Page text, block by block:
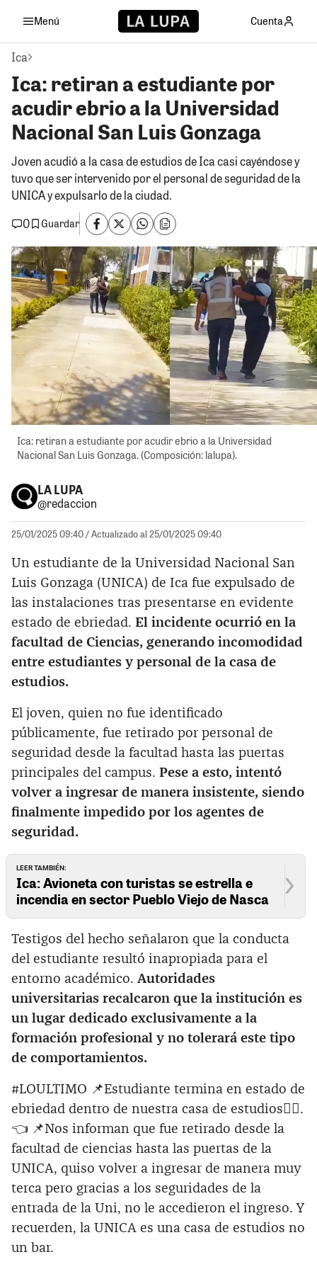
Menú Cuenta
Ica
Ica: retiran a estudiante por
acudir ebrio a la Universidad
Nacional San Luis Gonzaga
Joven acudió a la casa de estudios de Ica casi cayéndose y
tuvo que ser intervenido por el personal de seguridad de la
UNICA y expulsarlo de la ciudad.
0
Guardar
Ica: retiran a estudiante por acudir ebrio a la Universidad
Nacional San Luis Gonzaga. (Composición: lalupa).
LA LUPA
@redaccion
25/01/2025 09:40/ Actualizado al 25/01/2025 09:40
Un estudiante de la Universidad Nacional San
Luis Gonzaga (UNICA) de Ica fue expulsado de
las instalaciones tras presentarse en evidente
estado de ebriedad. El incidente ocurrió en la
facultad de Ciencias, generando incomodidad
entre estudiantes y personal de la casa de
estudios.
El joven, quien no fue identificado
públicamente, fue retirado por personal de
seguridad desde la facultad hasta las puertas
principales del campus. Pese a esto, intentó
volver a ingresar de manera insistente, siendo
finalmente impedido por los agentes de
seguridad.
LEER TAMBIÉN:
Ica: Avioneta con turistas se estrella e
incendia en sector Pueblo Viejo de Nasca
Testigos del hecho señalaron que la conducta
del estudiante resultó inapropiada para el
entorno académico. Autoridades
universitarias recalcaron que la institución es
un lugar dedicado exclusivamente a la
formación profesional y no tolerará este tipo
de comportamientos.
#LOULTIMO 📌Estudiante termina en estado de
ebriedad dentro de nuestra casa de estudios🤦‍♂️.
👈 📌Nos informan que fue retirado desde la
facultad de ciencias hasta las puertas de la
UNICA, quiso volver a ingresar de manera muy
terca pero gracias a los seguridades de la
entrada de la Uni, no le accedieron el ingreso. Y
recuerden, la UNICA es una casa de estudios no
un bar.